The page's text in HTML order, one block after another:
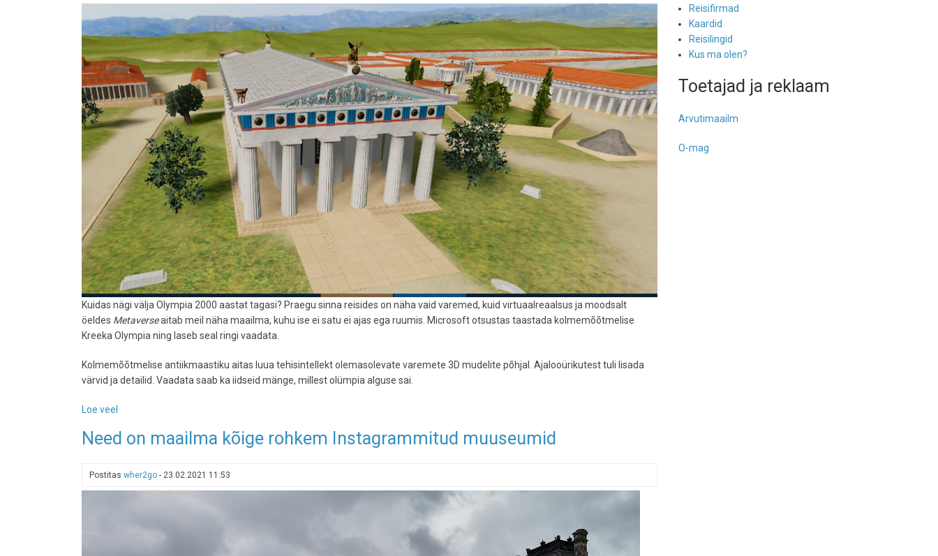
Kuidas nägi välja Olympia 2000 aastat tagasi? Praegu sinna reisides on näha vaid varemed, kuid virtuaalreaalsus ja moodsalt
öeldes Metaverseaitab meil näha maailma, kuhu ise ei satu ei ajas ega ruumis. Microsoft otsustas taastada kolmemõõtmelise
Kreeka Olympia ning laseb seal ringi vaadata.
Kolmemõõtmelise antiikmaastiku aitas luua tehisintellekt olemasolevate varemete 3D mudelite põhjal. Ajalooürikutest tuli lisada
värvid ja detailid. Vaadata saab ka iidseid mänge, millest olümpia alguse sai.
Loe veel
Microsoft
iidse
Need on maailma kõige rohkem Instagrammitud muuseumid
Postitas wher2go - 23.02.2021 11:53
Reisifirmad
Kaardid
Reisilingid
Kus ma olen?
Toetajad ja reklaam
Arvutimaailm
O-mag